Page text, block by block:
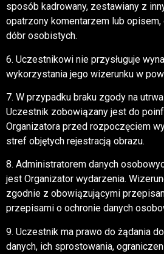
sposób kadrowany, zestawiany z
opatrzony komentarzem lub
dóbr osobistych.
6. Uczestnikowi nie przysługuje
wykorzystania jego wizerunku w
7. W przypadku braku zgody na
Uczestnik zobowiązany jest do
Organizatora przed rozpoczęciem
stref objętych rejestracją obrazu.
8. Administratorem danych
jest Organizator wydarzenia.
zgodnie z obowiązującymi
przepisami o ochronie danych
9. Uczestnik ma prawo do żądania
danych, ich sprostowania,